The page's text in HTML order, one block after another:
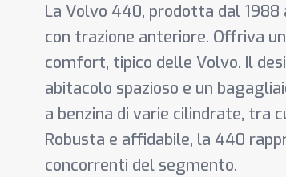
La Volvo 440, prodotta dal
con trazione anteriore. Offriva
comfort, tipico delle Volvo. Il
abitacolo spazioso e un
a benzina di varie cilindrate, tra
Robusta e affidabile, la 440
concorrenti del segmento.